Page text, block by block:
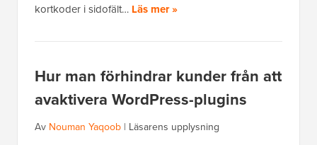
kortkoder i sidofält… Läs mer »
Hur man förhindrar kunder från att
avaktivera WordPress-plugins
Av Nouman Yaqoob | Läsarens upplysning